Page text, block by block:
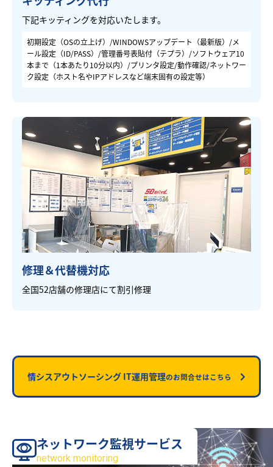
サービス
下記キッティングを対応いたします。
初期設定（OSの立上げ）/WINDOWSアップデート（最新版）/メ
ール設定（ID/PASS）/管理番号表貼付（テプラ）/ソフトウェア10
本まで（1本あたり10分以内）/プリンタ設定/動作確認/ネットワー
ク設定（ホスト名やIPアドレスなど端末固有の設定等）
修理＆代替機対応
全国52店舗の修理店にて割引修理
情シスアウトソーシング IT運用管理のお問合せはこちら
ネットワーク監視サービス
network monitoring